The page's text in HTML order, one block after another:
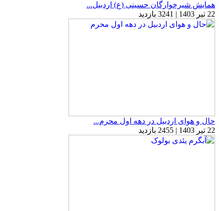
همایش شیرخوارگان حسینی (ع) اردبیل...
22 تیر 1403 | 3241 بازدید
حال و هوای اردبیل در دهه اول محرم...
22 تیر 1403 | 2455 بازدید